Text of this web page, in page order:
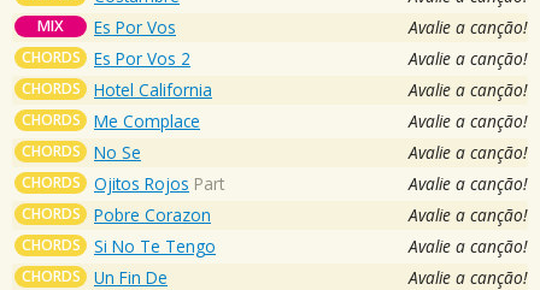
MIX Es Por Vos Avalie a canção!
CHORDS Es Por Vos 2 Avalie a canção!
CHORDS Hotel California Avalie a canção!
CHORDS Me Complace Avalie a canção!
CHORDS No Se Avalie a canção!
CHORDS Ojitos Rojos Part Avalie a canção!
CHORDS Pobre Corazon Avalie a canção!
CHORDS Si No Te Tengo Avalie a canção!
CHORDS Un Fin De Avalie a canção!